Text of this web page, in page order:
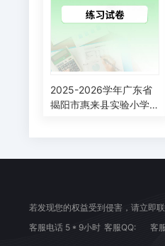
2025-2026学年广东省
揭阳市惠来县实验小学
若发现您的权益受到侵害，请立即
客服电话 5 * 9小时 客服QQ: 客